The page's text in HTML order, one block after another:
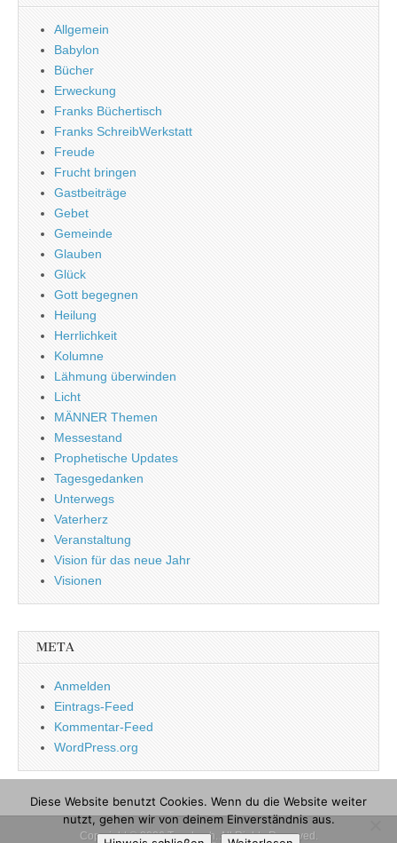
Allgemein
Babylon
Bücher
Erweckung
Franks Büchertisch
Franks SchreibWerkstatt
Freude
Frucht bringen
Gastbeiträge
Gebet
Gemeinde
Glauben
Glück
Gott begegnen
Heilung
Herrlichkeit
Kolumne
Lähmung überwinden
Licht
MÄNNER Themen
Messestand
Prophetische Updates
Tagesgedanken
Unterwegs
Vaterherz
Veranstaltung
Vision für das neue Jahr
Visionen
META
Anmelden
Eintrags-Feed
Kommentar-Feed
WordPress.org
Copyright © 2026Tagebuch. All Rights Reserved.
Diese Website benutzt Cookies. Wenn du die Website weiter
nutzt, gehen wir von deinem Einverständnis aus.